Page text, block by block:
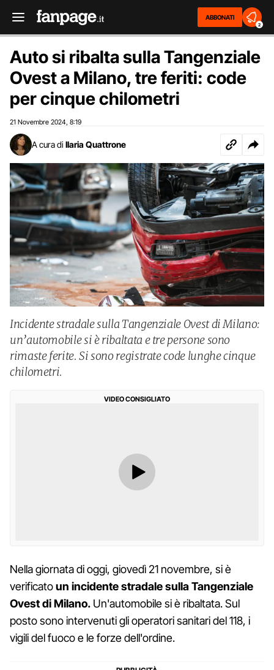
ABBONATI
2
Auto si ribalta sulla Tangenziale
Ovest a Milano, tre feriti: code
per cinque chilometri
21 Novembre 2024 8:19
A cura di Ilaria Quattrone
Incidente stradale sulla Tangenziale Ovest di Milano:
un’automobile si è ribaltata e tre persone sono
rimaste ferite. Si sono registrate code lunghe cinque
chilometri.
VIDEO CONSIGLIATO
Nella giornata di oggi, giovedì 21 novembre, si è
verificatoun incidente stradale sulla Tangenziale
Ovest di Milano. Un'automobile si è ribaltata. Sul
posto sono intervenuti gli operatori sanitari del 118, i
vigili del fuoco e le forze dell'ordine.